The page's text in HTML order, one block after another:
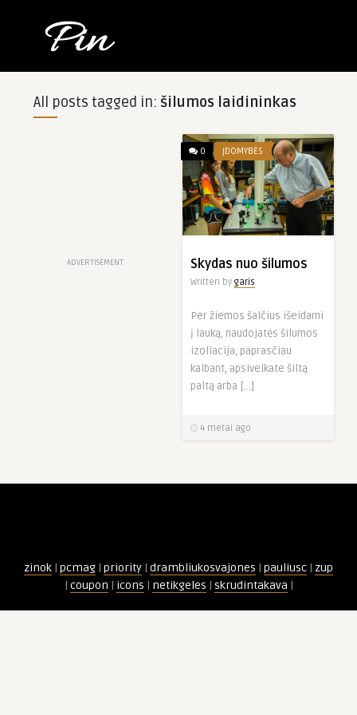
All posts tagged in: šilumos laidininkas
ADVERTISEMENT
0 ĮDOMYBĖS
Skydas nuo šilumos
Written by garis
Per žiemos šalčius išeidami
į lauką, naudojatės šilumos
izoliacija, paprasčiau
kalbant, apsivelkate šiltą
paltą arba […]
4 metai ago
zinok | pcmag | priority | drambliukosvajones | pauliusc | zup
| coupon | icons | netikgeles | skrudintakava |